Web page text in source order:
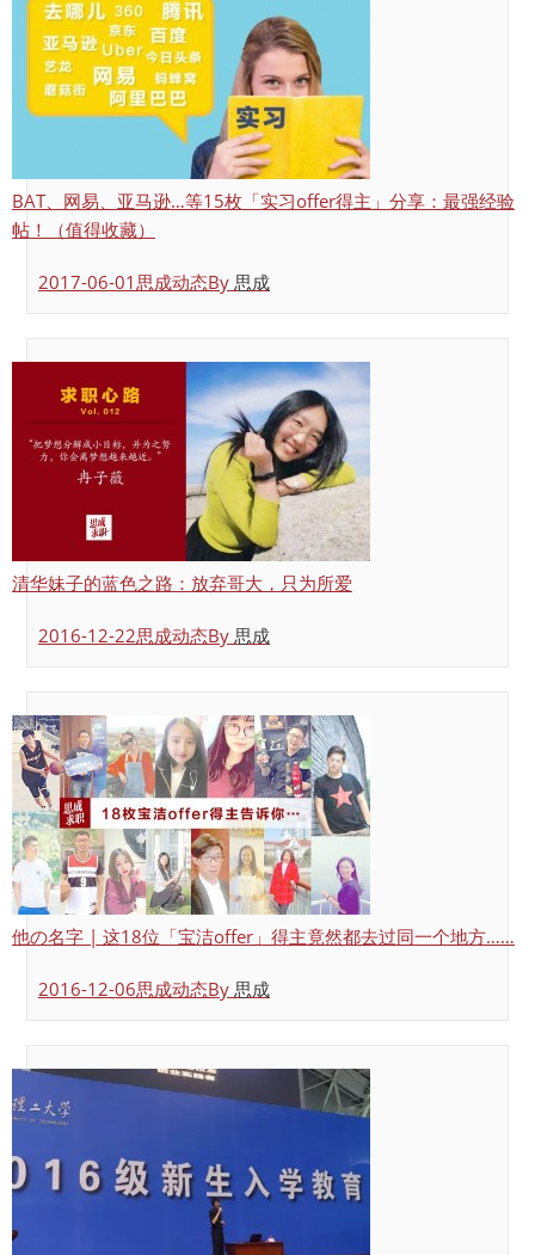
BAT、网易、亚马逊…等15枚「实习offer得主」分享：最强经验
帖！（值得收藏）
2017-06-01思成动态By 思成
清华妹子的蓝色之路：放弃哥大，只为所爱
2016-12-22思成动态By 思成
他の名字 | 这18位「宝洁offer」得主竟然都去过同一个地方……
2016-12-06思成动态By 思成